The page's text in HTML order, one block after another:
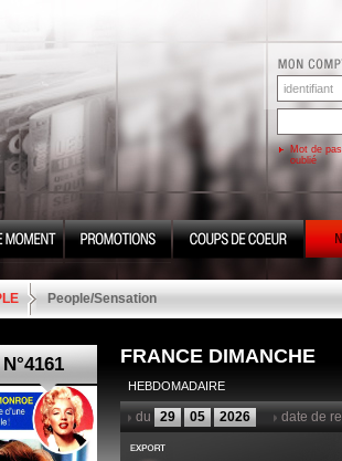
Mot de
oublié
People/Sensation
N°4161 FRANCE DIMANCHE
HEBDOMADAIRE
du 29 05 2026 date de